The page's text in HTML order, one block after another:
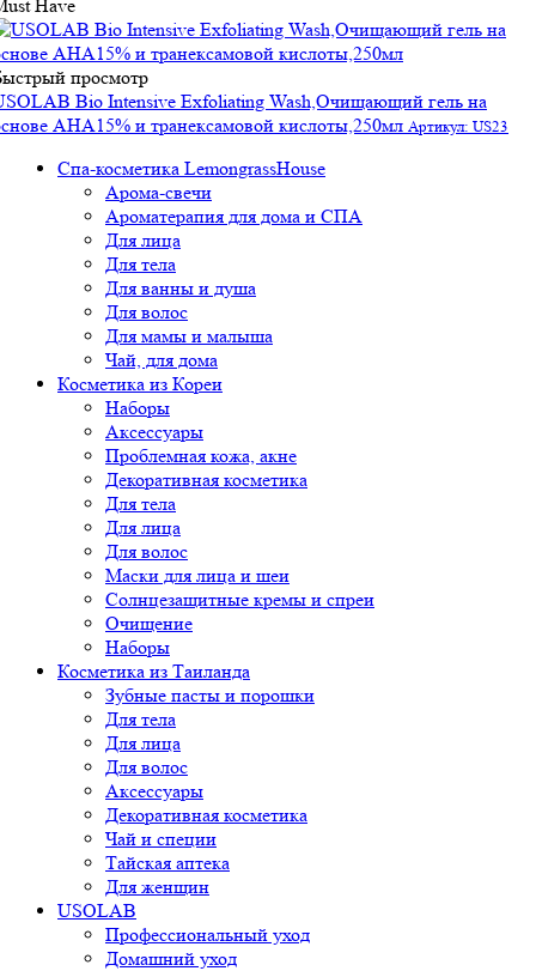
Have
просмотр
Bio Intensive Exfoliating Wash,Очищающий гель на
АНА15% и транексамовой кислоты,250мл Артикул: US23
Спа-косметика LemongrassHouse
Арома-свечи
Ароматерапия для дома и СПА
Для лица
Для тела
Для ванны и душа
Для волос
Для мамы и малыша
Чай, для дома
Косметика из Кореи
Наборы
Аксессуары
Проблемная кожа, акне
Декоративная косметика
Для тела
Для лица
Для волос
Маски для лица и шеи
Солнцезащитные кремы и спреи
Очищение
Наборы
Косметика из Таиланда
Зубные пасты и порошки
Для тела
Для лица
Для волос
Аксессуары
Декоративная косметика
Чай и специи
Тайская аптека
Для женщин
USOLAB
Профессиональный уход
Домашний уход